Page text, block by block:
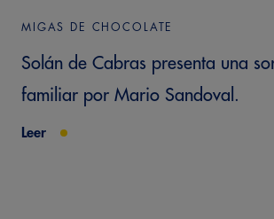
MIGAS DE CHOCOLATE
Solán de Cabras presenta una
familiar por Mario Sandoval.
Leer